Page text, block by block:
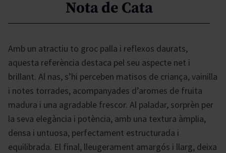
Nota de Cata
Amb un atractiu to groc palla i reflexos daurats,
aquesta referència destaca pel seu aspecte net i
brillant. Al nas, s’hi perceben matisos de criança, vainilla
i notes torrades, acompanyades d’aromes de fruita
madura i una agradable frescor. Al paladar, sorprèn per
la seva elegància i potència, amb una textura àmplia,
densa i untuosa, perfectament estructurada i
equilibrada. El final, lleugerament amargós i llarg, deixa